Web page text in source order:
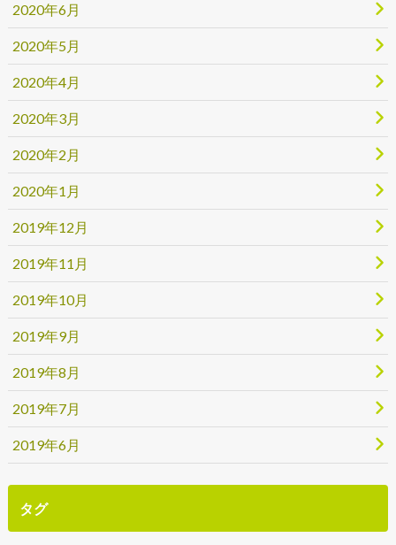
2020年6月
2020年5月
2020年4月
2020年3月
2020年2月
2020年1月
2019年12月
2019年11月
2019年10月
2019年9月
2019年8月
2019年7月
2019年6月
タグ